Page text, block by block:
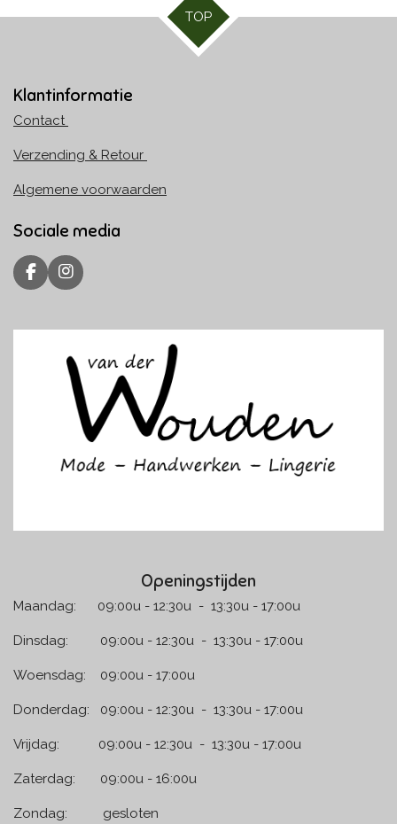
TOP
Klantinformatie
Contact
Verzending & Retour
Algemene voorwaarden
Sociale media
F
a
e
I
n
t
g
r
a
m
Openingstijden
Maandag: 09:00u - 12:30u - 13:30u - 17:00u
Dinsdag: 09:00u - 12:30u - 13:30u - 17:00u
Woensdag: 09:00u - 17:00u
Donderdag: 09:00u - 12:30u - 13:30u - 17:00u
Vrijdag: 09:00u - 12:30u - 13:30u - 17:00u
Zaterdag: 09:00u - 16:00u
Zondag: gesloten